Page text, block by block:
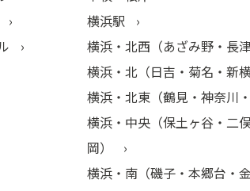
横浜駅
横浜・北西（あざみ野・長
横浜・北（日吉・菊名・新横
横浜・北東（鶴見・神奈川
横浜・中央（保土ヶ谷・二
岡）
横浜・南（磯子・本郷台・